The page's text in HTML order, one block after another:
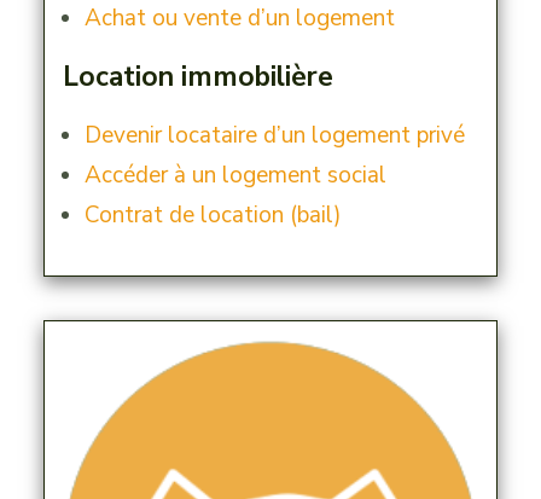
Achat ou vente d’un logement
Location immobilière
Devenir locataire d’un logement privé
Accéder à un logement social
Contrat de location (bail)